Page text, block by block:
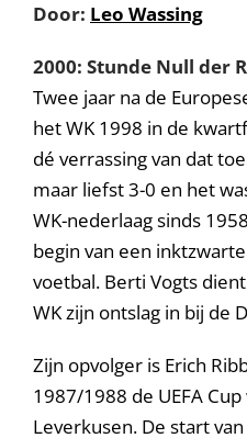
Door: Leo Wassing
2000: Stunde Null der
Twee jaar na de
het WK 1998 in de
dé verrassing van dat
maar liefst 3-0 en het
WK-nederlaag sinds
begin van een
voetbal. Berti Vogts
WK zijn ontslag in bij de
Zijn opvolger is Erich
1987/1988 de UEFA
Leverkusen. De start